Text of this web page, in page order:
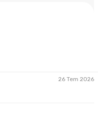
26 Tem 2026